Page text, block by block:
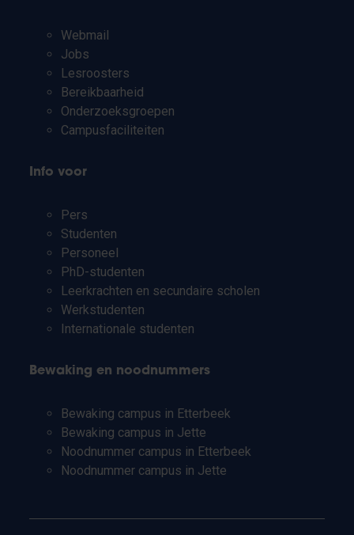
Webmail
Jobs
Lesroosters
Bereikbaarheid
Onderzoeksgroepen
Campusfaciliteiten
Info voor
Pers
Studenten
Personeel
PhD-studenten
Leerkrachten en secundaire scholen
Werkstudenten
Internationale studenten
Bewaking en noodnummers
Bewaking campus in Etterbeek
Bewaking campus in Jette
Noodnummer campus in Etterbeek
Noodnummer campus in Jette